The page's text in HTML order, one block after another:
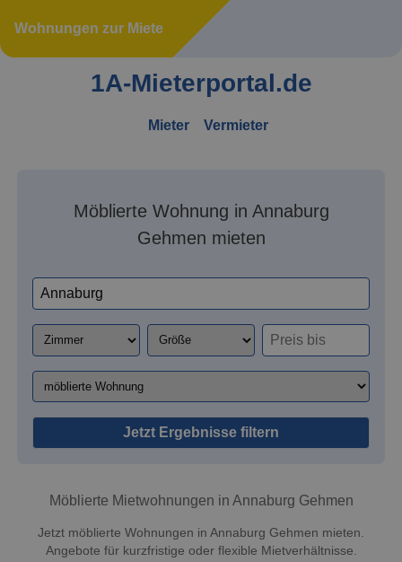
Wohnungen zur Miete
1A-Mieterportal.de
Mieter Vermieter
Möblierte Wohnung in Annaburg
Gehmen mieten
Jetzt Ergebnisse filtern
Möblierte Mietwohnungen in Annaburg Gehmen
Jetzt möblierte Wohnungen in Annaburg Gehmen mieten.
Angebote für kurzfristige oder flexible Mietverhältnisse.